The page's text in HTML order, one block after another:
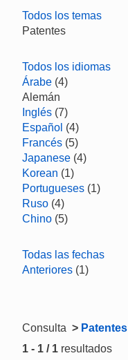
Todos los temas
Patentes
Todos los idiomas
Árabe (4)
Alemán
Inglés (7)
Español (4)
Francés (5)
Japanese (4)
Korean (1)
Portugueses (1)
Ruso (4)
Chino (5)
Todas las fechas
Anteriores (1)
Consulta > Patentes
1 - 1 / 1 resultados